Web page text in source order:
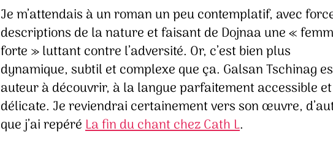
Je m’attendais à un roman un peu contemplatif, avec
descriptions de la nature et faisant de Dojnaa une «
forte » luttant contre l’adversité. Or, c’est bien plus
dynamique, subtil et complexe que ça. Galsan Tschinag
auteur à découvrir, à la langue parfaitement accessible et
délicate. Je reviendrai certainement vers son œuvre,
que j’ai repéréLa fin du chant chez Cath L.